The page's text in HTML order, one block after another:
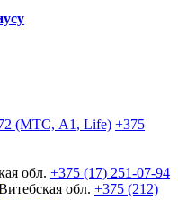
(МТС, A1, Life) +375
обл. +375 (17) 251-07-94
обл. +375 (212)